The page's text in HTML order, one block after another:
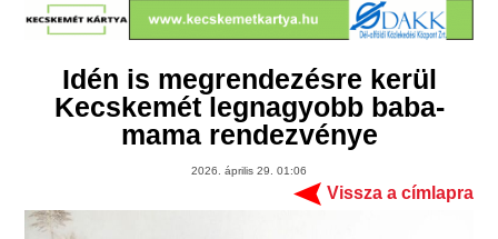
Idén is megrendezésre kerül
Kecskemét legnagyobb baba-
mama rendezvénye
2026. április 29. 01:06
Vissza a címlapra